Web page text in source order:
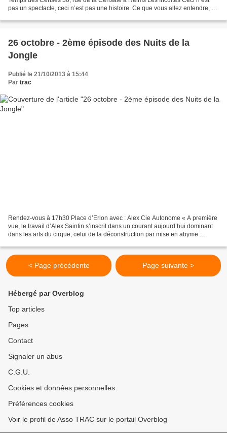
pas un spectacle, ceci n’est pas une histoire. Ce que vous allez entendre, ce
26 octobre - 2ème épisode des Nuits de la
Jongle
Publié le 21/10/2013 à 15:44
Par trac
Rendez-vous à 17h30 Place d’Erlon avec : Alex Cie Autonome « A première
vue, le travail d’Alex Saintin s’inscrit dans un courant aujourd’hui dominant
dans les arts du cirque, celui de la déconstruction par mise en abyme :
< Page précédente Page suivante >
Hébergé par Overblog
Top articles
Pages
Contact
Signaler un abus
C.G.U.
Cookies et données personnelles
Préférences cookies
Voir le profil de Asso TRAC sur le portail Overblog